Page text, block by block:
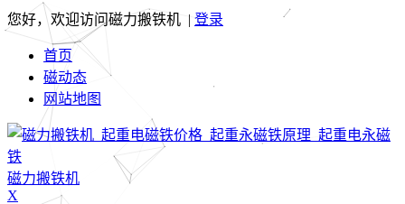
您好，欢迎访问磁力搬铁机 | 登录
首页
磁动态
网站地图
磁力搬铁机
X